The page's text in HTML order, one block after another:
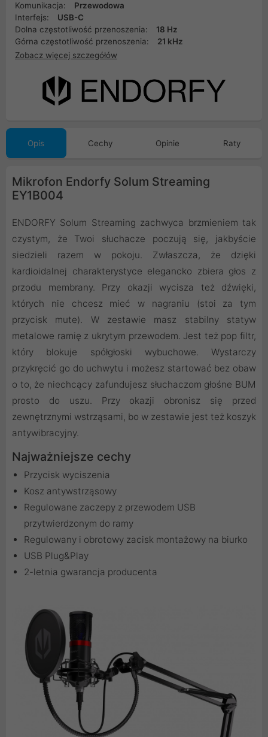
Komunikacja:
Przewodowa
Interfejs:
USB-C
Dolna częstotliwość przenoszenia:
18 Hz
Górna częstotliwość przenoszenia:
21 kHz
Zobacz więcej szczegółów
Opis Cechy Opinie Raty
Mikrofon Endorfy Solum Streaming
EY1B004
ENDORFY Solum Streaming zachwyca brzmieniem tak
czystym, że Twoi słuchacze poczują się, jakbyście
siedzieli razem w pokoju. Zwłaszcza, że dzięki
kardioidalnej charakterystyce elegancko zbiera głos z
przodu membrany. Przy okazji wycisza też dźwięki,
których nie chcesz mieć w nagraniu (stoi za tym
przycisk mute). W zestawie masz stabilny statyw
metalowe ramię z ukrytym przewodem. Jest też pop filtr,
który blokuje spółgłoski wybuchowe. Wystarczy
przykręcić go do uchwytu i możesz startować bez obaw
o to, że niechcący zafundujesz słuchaczom głośne BUM
prosto do uszu. Przy okazji obronisz się przed
zewnętrznymi wstrząsami, bo w zestawie jest też koszyk
antywibracyjny.
Najważniejsze cechy
Przycisk wyciszenia
Kosz antywstrząsowy
Regulowane zaczepy z przewodem USB
przytwierdzonym do ramy
Regulowany i obrotowy zacisk montażowy na biurko
USB Plug&Play
2-letnia gwarancja producenta